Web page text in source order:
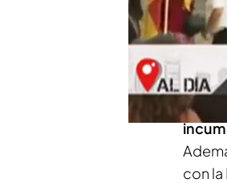
que
La
con la